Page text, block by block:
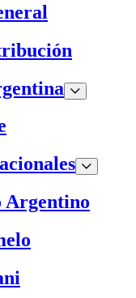
Argentino